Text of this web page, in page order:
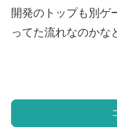
開発のトップも別ゲ
ってた流れなのかな